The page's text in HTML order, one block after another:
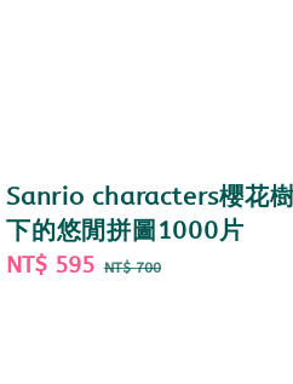
Sanrio characters櫻花
下的悠閒拼圖1000片
Sale
NT$ 595 Regular
NT$ 700